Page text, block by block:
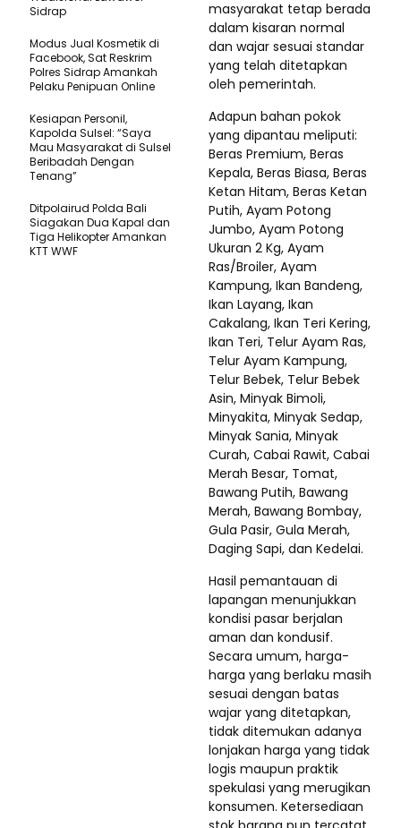
masyarakat tetap berada
dalam kisaran normal
dan wajar sesuai standar
yang telah ditetapkan
oleh pemerintah.
Adapun bahan pokok
yang dipantau meliputi:
Beras Premium, Beras
Kepala, Beras Biasa, Beras
Ketan Hitam, Beras Ketan
Putih, Ayam Potong
Jumbo, Ayam Potong
Ukuran 2 Kg, Ayam
Ras/Broiler, Ayam
Kampung, Ikan Bandeng,
Ikan Layang, Ikan
Cakalang, Ikan Teri Kering,
Ikan Teri, Telur Ayam Ras,
Telur Ayam Kampung,
Telur Bebek, Telur Bebek
Asin, Minyak Bimoli,
Minyakita, Minyak Sedap,
Minyak Sania, Minyak
Curah, Cabai Rawit, Cabai
Merah Besar, Tomat,
Bawang Putih, Bawang
Merah, Bawang Bombay,
Gula Pasir, Gula Merah,
Daging Sapi, dan Kedelai.
Hasil pemantauan di
lapangan menunjukkan
kondisi pasar berjalan
aman dan kondusif.
Secara umum, harga-
harga yang berlaku masih
sesuai dengan batas
wajar yang ditetapkan,
tidak ditemukan adanya
lonjakan harga yang tidak
logis maupun praktik
spekulasi yang merugikan
konsumen. Ketersediaan
Sidrap
Modus Jual Kosmetik di
Facebook, Sat Reskrim
Polres Sidrap Amankah
Pelaku Penipuan Online
Kesiapan Personil,
Kapolda Sulsel: “Saya
Mau Masyarakat di Sulsel
Beribadah Dengan
Tenang”
Ditpolairud Polda Bali
Siagakan Dua Kapal dan
Tiga Helikopter Amankan
KTT WWF